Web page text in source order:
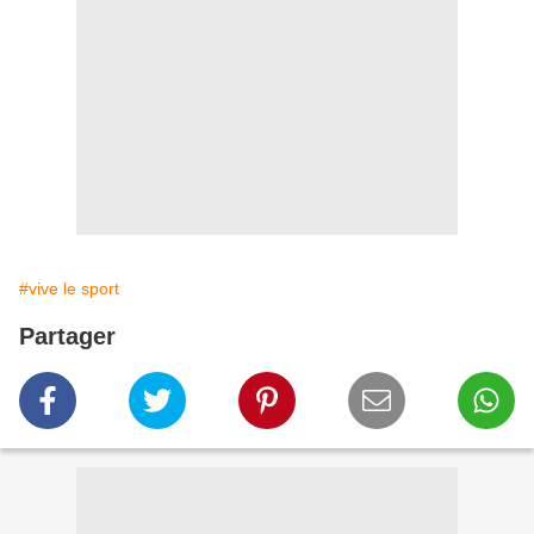
#vive le sport
Partager